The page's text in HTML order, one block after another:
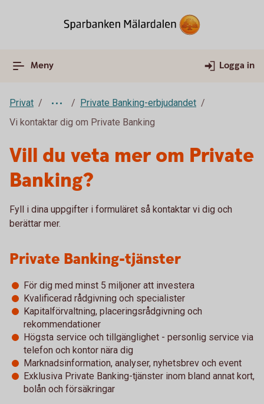
Meny Logga in
Privat
Private Banking-erbjudandet
Vi kontaktar dig om Private Banking
Vill du veta mer om Private
Banking?
Fyll i dina uppgifter i formuläret så kontaktar vi dig och
berättar mer.
Private Banking-tjänster
För dig med minst 5 miljoner att investera
Kvalificerad rådgivning och specialister
Kapitalförvaltning, placeringsrådgivning och
rekommendationer
Högsta service och tillgänglighet - personlig service via
telefon och kontor nära dig
Marknadsinformation, analyser, nyhetsbrev och event
Exklusiva Private Banking-tjänster inom bland annat kort,
bolån och försäkringar